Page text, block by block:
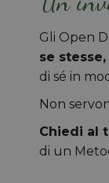
Gli Open
se
di sé in
Non
Chiedi al
di un